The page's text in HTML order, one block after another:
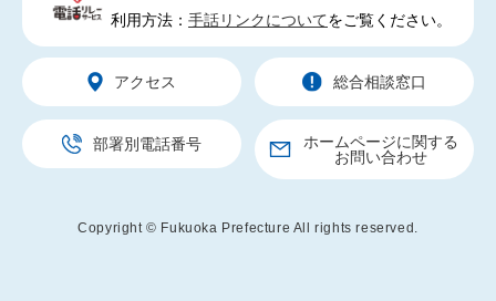
利用方法： 手話リンクについてをご覧ください。
アクセス 総合相談窓口
部署別電話番号
ホームページに関する
お問い合わせ
Copyright © Fukuoka Prefecture All rights reserved.